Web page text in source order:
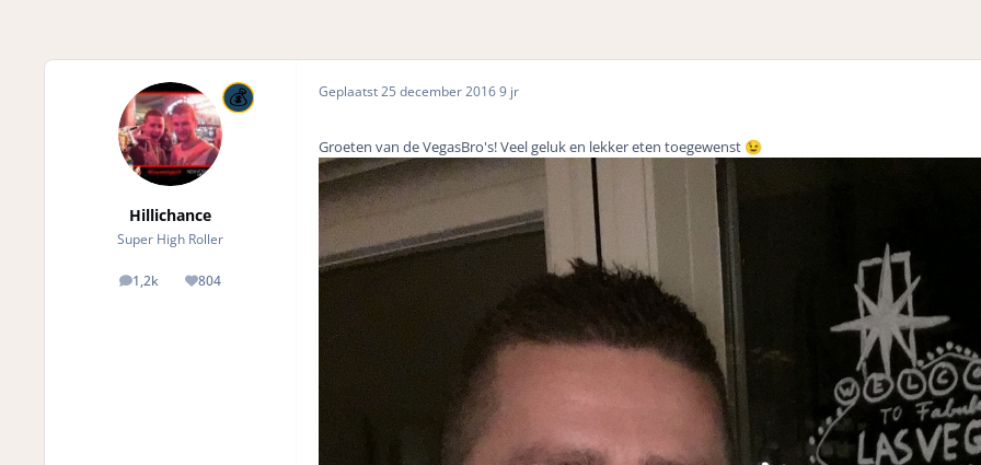
Hillichance
Super High Roller
1,2k
posts 804
Reputation
Geplaatst25 december 20169 jr
Groeten van de VegasBro's! Veel geluk en lekker eten toegewenst 😉